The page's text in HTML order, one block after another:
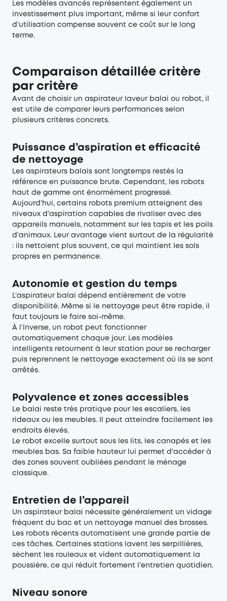
Les modèles avancés représentent également un
investissement plus important, même si leur confort
d’utilisation compense souvent ce coût sur le long
terme.
Comparaison détaillée critère
par critère
Avant de choisir un aspirateur laveur balai ou robot, il
est utile de comparer leurs performances selon
plusieurs critères concrets.
Puissance d’aspiration et efficacité
de nettoyage
Les aspirateurs balais sont longtemps restés la
référence en puissance brute. Cependant, les robots
haut de gamme ont énormément progressé.
Aujourd’hui, certains robots premium atteignent des
niveaux d’aspiration capables de rivaliser avec des
appareils manuels, notamment sur les tapis et les poils
d’animaux. Leur avantage vient surtout de la régularité
: ils nettoient plus souvent, ce qui maintient les sols
propres en permanence.
Autonomie et gestion du temps
L’aspirateur balai dépend entièrement de votre
disponibilité. Même si le nettoyage peut être rapide, il
faut toujours le faire soi-même.
À l’inverse, un robot peut fonctionner
automatiquement chaque jour. Les modèles
intelligents retournent à leur station pour se recharger
puis reprennent le nettoyage exactement où ils se sont
arrêtés.
Polyvalence et zones accessibles
Le balai reste très pratique pour les escaliers, les
rideaux ou les meubles. Il peut atteindre facilement les
endroits élevés.
Le robot excelle surtout sous les lits, les canapés et les
meubles bas. Sa faible hauteur lui permet d’accéder à
des zones souvent oubliées pendant le ménage
classique.
Entretien de l’appareil
Un aspirateur balai nécessite généralement un vidage
fréquent du bac et un nettoyage manuel des brosses.
Les robots récents automatisent une grande partie de
ces tâches. Certaines stations lavent les serpillières,
sèchent les rouleaux et vident automatiquement la
poussière, ce qui réduit fortement l’entretien quotidien.
Niveau sonore